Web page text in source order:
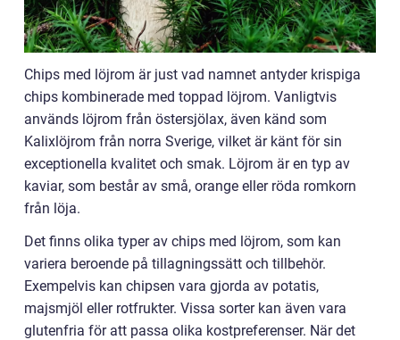
Chips med löjrom är just vad namnet antyder krispiga
chips kombinerade med toppad löjrom. Vanligtvis
används löjrom från östersjölax, även känd som
Kalixlöjrom från norra Sverige, vilket är känt för sin
exceptionella kvalitet och smak. Löjrom är en typ av
kaviar, som består av små, orange eller röda romkorn
från löja.
Det finns olika typer av chips med löjrom, som kan
variera beroende på tillagningssätt och tillbehör.
Exempelvis kan chipsen vara gjorda av potatis,
majsmjöl eller rotfrukter. Vissa sorter kan även vara
glutenfria för att passa olika kostpreferenser. När det